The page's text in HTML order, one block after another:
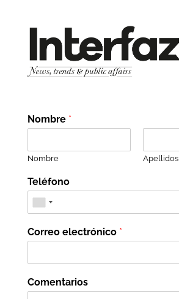
Nombre *
Nombre Apellidos
Teléfono
Correo electrónico *
Comentarios